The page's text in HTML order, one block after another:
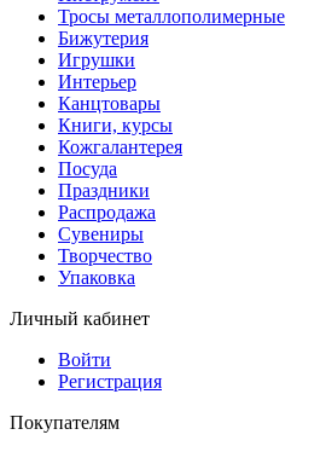
Тросы металлополимерные
Бижутерия
Игрушки
Интерьер
Канцтовары
Книги, курсы
Кожгалантерея
Посуда
Праздники
Распродажа
Сувениры
Творчество
Упаковка
Личный кабинет
Войти
Регистрация
Покупателям